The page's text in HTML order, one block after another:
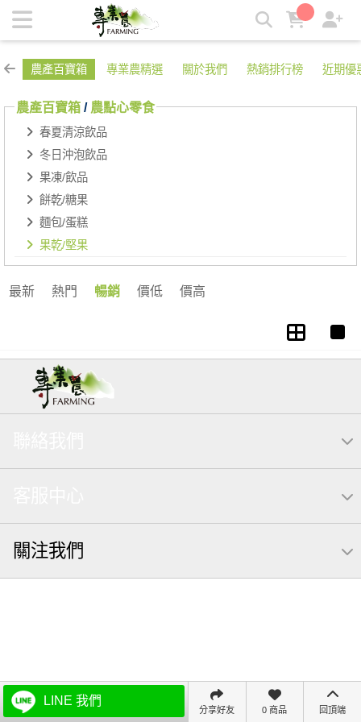
果乾/堅果 | 專業農
農產百寶箱 專業農精選 關於我們 熱銷排行榜 近期優
農產百寶箱 / 農點心零食
春夏清涼飲品
冬日沖泡飲品
果凍/飲品
餅乾/糖果
麵包/蛋糕
果乾/堅果
最新 熱門 暢銷 價低 價高
關注我們
LINE 我們
回頂端
0 商品
分享好友